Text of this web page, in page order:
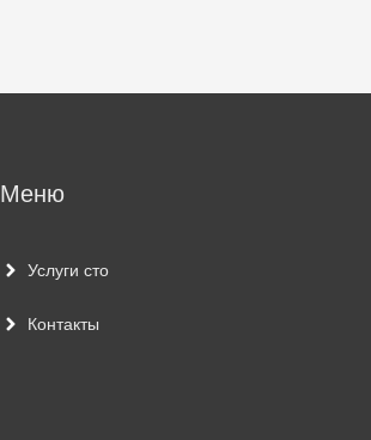
Меню
Услуги сто
Контакты